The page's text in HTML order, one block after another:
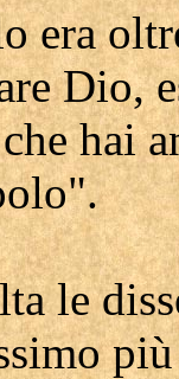
era
Dio,
hai
le